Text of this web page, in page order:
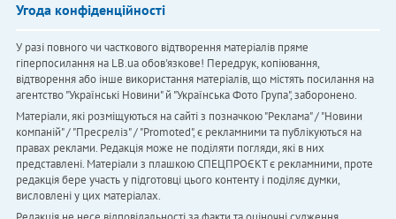
Угода конфіденційності
У разі повного чи часткового відтворення матеріалів пряме
гіперпосилання на LB.ua обов'язкове! Передрук, копіювання,
відтворення або інше використання матеріалів, що містять посилання на
агентство "Українськi Новини" й "Українська Фото Група", заборонено.
Матеріали, які розміщуються на сайті з позначкою "Реклама" / "Новини
компаній" / "Пресреліз" / "Promoted", є рекламними та публікуються на
правах реклами. Редакція може не поділяти погляди, які в них
представлені. Матеріали з плашкою СПЕЦПРОЄКТ є рекламними, проте
редакція бере участь у підготовці цього контенту і поділяє думки,
висловлені у цих матеріалах.